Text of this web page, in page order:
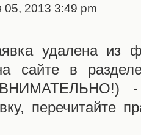
05, 2013 3:49 pm
удалена из
сайте в
перечитайте